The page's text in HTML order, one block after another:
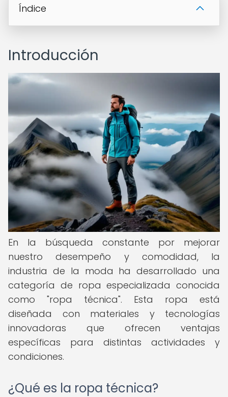
Índice
Introducción
En la búsqueda constante por mejorar
nuestro desempeño y comodidad, la
industria de la moda ha desarrollado una
categoría de ropa especializada conocida
como "ropa técnica". Esta ropa está
diseñada con materiales y tecnologías
innovadoras que ofrecen ventajas
específicas para distintas actividades y
condiciones.
¿Qué es la ropa técnica?